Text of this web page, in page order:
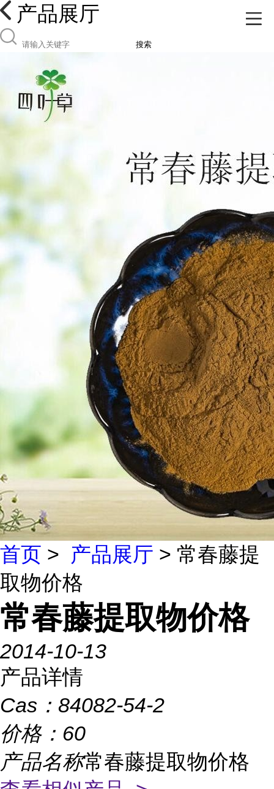
产品展厅
搜索
首页 > 产品展厅 > 常春藤提
取物价格
常春藤提取物价格
2014-10-13
产品详情
Cas： 84082-54-2
价格： 60
产品名称常春藤提取物价格